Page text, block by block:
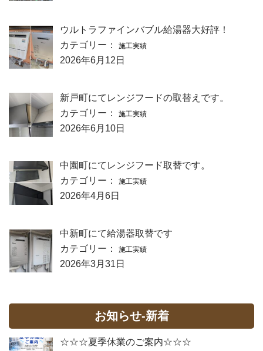
ウルトラファインバブル給湯器大好評！
カテゴリー：
施工実績
2026年6月12日
新戸町にてレンジフードの取替えです。
カテゴリー：
施工実績
2026年6月10日
中園町にてレンジフード取替です。
カテゴリー：
施工実績
2026年4月6日
中新町にて給湯器取替です
カテゴリー：
施工実績
2026年3月31日
お知らせ-新着
☆☆☆夏季休業のご案内☆☆☆